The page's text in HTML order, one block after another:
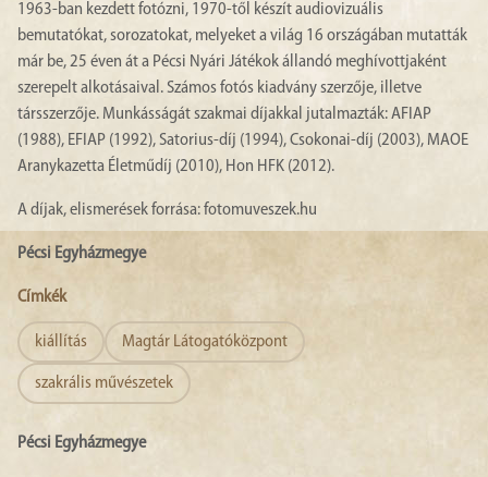
1963-ban kezdett fotózni, 1970-től készít audiovizuális
bemutatókat, sorozatokat, melyeket a világ 16 országában mutatták
már be, 25 éven át a Pécsi Nyári Játékok állandó meghívottjaként
szerepelt alkotásaival. Számos fotós kiadvány szerzője, illetve
társszerzője. Munkásságát szakmai díjakkal jutalmazták: AFIAP
(1988), EFIAP (1992), Satorius-díj (1994), Csokonai-díj (2003), MAOE
Aranykazetta Életműdíj (2010), Hon HFK (2012).
A díjak, elismerések forrása: fotomuveszek.hu
Pécsi Egyházmegye
Címkék
kiállítás Magtár Látogatóközpont
szakrális művészetek
Pécsi Egyházmegye